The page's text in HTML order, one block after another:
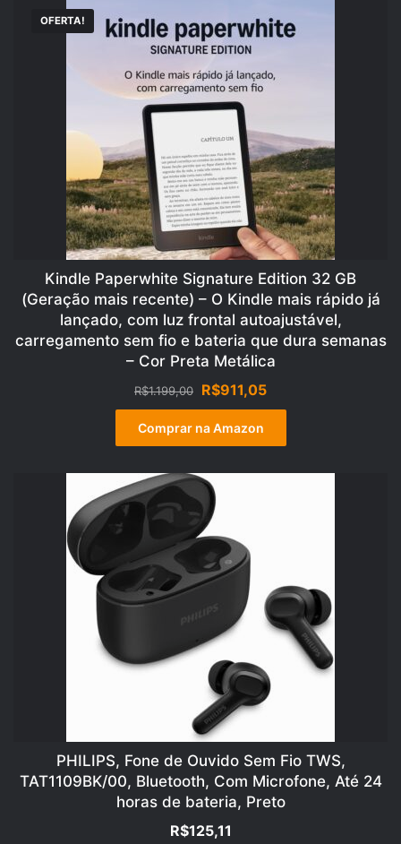
OFERTA!
Kindle Paperwhite Signature Edition 32 GB
(Geração mais recente) – O Kindle mais rápido já
lançado, com luz frontal autoajustável,
carregamento sem fio e bateria que dura semanas
– Cor Preta Metálica
R$1.199,00
O
preço
original
era:
R$911,05O
preço
é:
Comprar na Amazon
PHILIPS, Fone de Ouvido Sem Fio TWS,
TAT1109BK/00, Bluetooth, Com Microfone, Até 24
horas de bateria, Preto
R$125,11